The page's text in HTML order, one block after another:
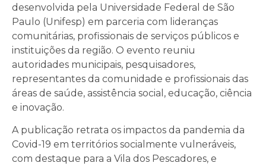
desenvolvida pela Universidade Federal de São
Paulo (Unifesp) em parceria com lideranças
comunitárias, profissionais de serviços públicos e
instituições da região. O evento reuniu
autoridades municipais, pesquisadores,
representantes da comunidade e profissionais das
áreas de saúde, assistência social, educação, ciência
e inovação.
A publicação retrata os impactos da pandemia da
Covid-19 em territórios socialmente vulneráveis,
com destaque para a Vila dos Pescadores, e